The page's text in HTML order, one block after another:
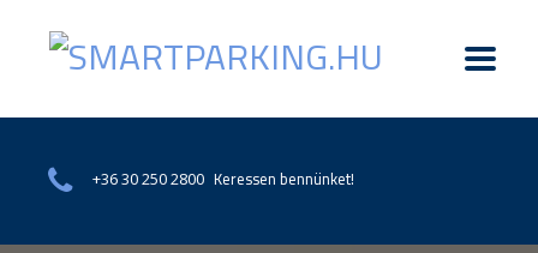
+36 30 250 2800 Keressen bennünket!